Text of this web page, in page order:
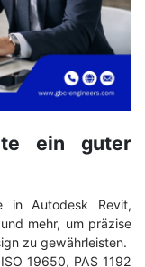
ein guter
in Autodesk Revit,
mehr, um präzise
zu gewährleisten.
19650, PAS 1192